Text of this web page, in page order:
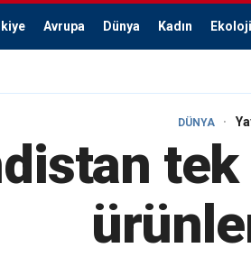
Avrupa Dünya Kadın Ekoloji
DÜNYA
tek